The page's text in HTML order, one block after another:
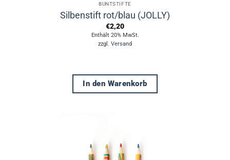
BUNTSTIFTE
Silbenstift rot/blau (JOLLY)
€2,20
Enthält 20% MwSt.
zzgl. Versand
In den Warenkorb